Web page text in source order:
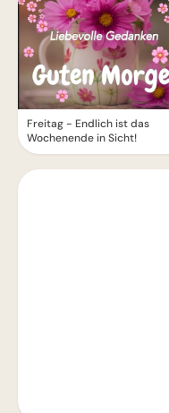
Freitag - Endlich ist das
Wochenende in Sicht!